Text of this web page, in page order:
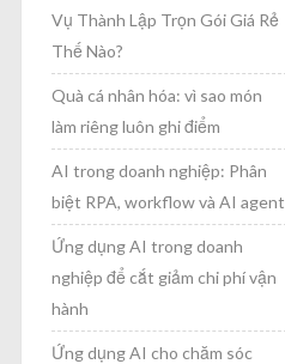
Vụ Thành Lập Trọn Gói Giá Rẻ
Thế Nào?
Quà cá nhân hóa: vì sao món
làm riêng luôn ghi điểm
AI trong doanh nghiệp: Phân
biệt RPA, workflow và AI agent
Ứng dụng AI trong doanh
nghiệp để cắt giảm chi phí vận
hành
Ứng dụng AI cho chăm sóc